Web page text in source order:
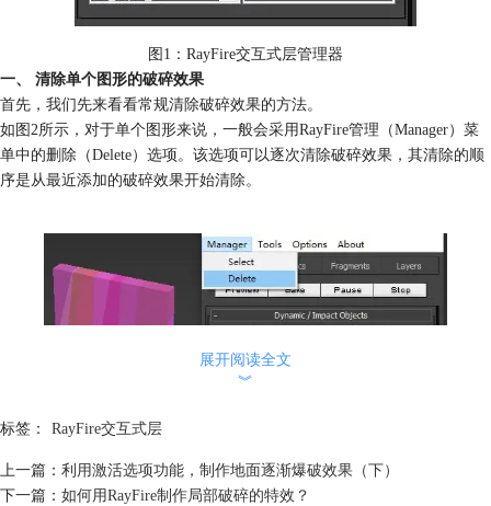
图1：RayFire交互式层管理器
一、 清除单个图形的破碎效果
首先，我们先来看看常规清除破碎效果的方法。
如图2所示，对于单个图形来说，一般会采用RayFire管理（Manager）菜
单中的删除（Delete）选项。该选项可以逐次清除破碎效果，其清除的顺
序是从最近添加的破碎效果开始清除。
对于清除单个图形的破碎效果来说，删除选项可以起到快速清理的效果，
使用起来比较方便快捷。
如图3所示的长方体已经被快速地清除了破碎效果。
展开阅读全文
︾
标签： RayFire交互式层
上一篇： 利用激活选项功能，制作地面逐渐爆破效果（下）
下一篇： 如何用RayFire制作局部破碎的特效？